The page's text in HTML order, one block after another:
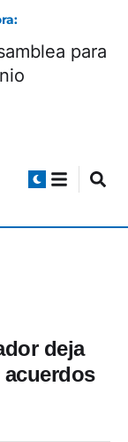
para
deja
acuerdos